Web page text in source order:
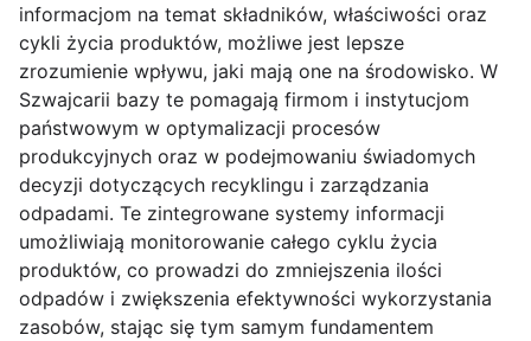
informacjom na temat składników, właściwości oraz
cykli życia produktów, możliwe jest lepsze
zrozumienie wpływu, jaki mają one na środowisko. W
Szwajcarii bazy te pomagają firmom i instytucjom
państwowym w optymalizacji procesów
produkcyjnych oraz w podejmowaniu świadomych
decyzji dotyczących recyklingu i zarządzania
odpadami. Te zintegrowane systemy informacji
umożliwiają monitorowanie całego cyklu życia
produktów, co prowadzi do zmniejszenia ilości
odpadów i zwiększenia efektywności wykorzystania
zasobów, stając się tym samym fundamentem